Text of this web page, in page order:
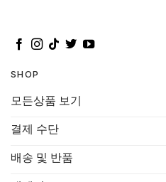
SHOP
모든상품 보기
결제 수단
배송 및 반품